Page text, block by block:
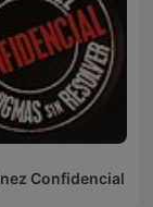
Confidencial